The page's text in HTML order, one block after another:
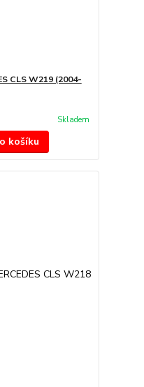
CLS W219 (2004-
Skladem
košíku